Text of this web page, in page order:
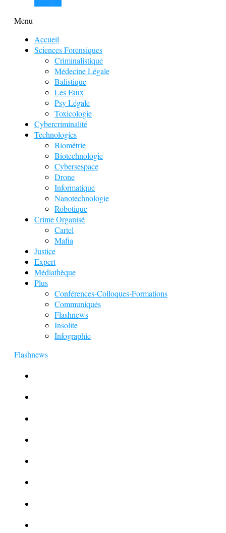
Menu
Accueil
Sciences Forensiques
Criminalistique
Médecine Légale
Balistique
Les Faux
Psy Légale
Toxicologie
Cybercriminalité
Technologies
Biométrie
Biotechnologie
Cybersespace
Drone
Informatique
Nanotechnologie
Robotique
Crime Organisé
Cartel
Mafia
Justice
Expert
Médiathèque
Plus
Conférences-Colloques-Formations
Communiqués
Flashnews
Insolite
Infographie
Flashnews